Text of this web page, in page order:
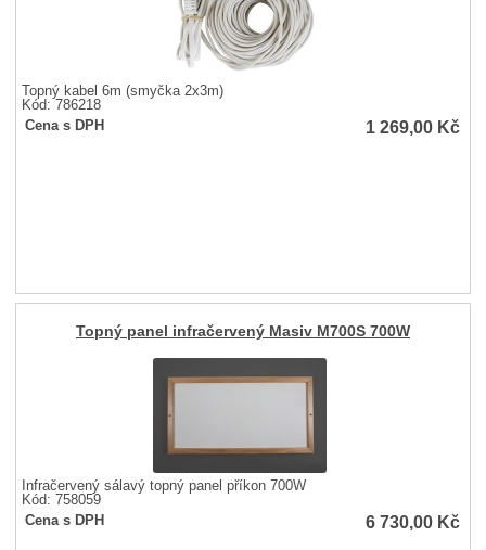
Topný kabel 6m (smyčka 2x3m)
Kód: 786218
Cena s DPH
1 269,00 Kč
Topný panel infračervený Masiv M700S 700W
Infračervený sálavý topný panel příkon 700W
Kód: 758059
Cena s DPH
6 730,00 Kč